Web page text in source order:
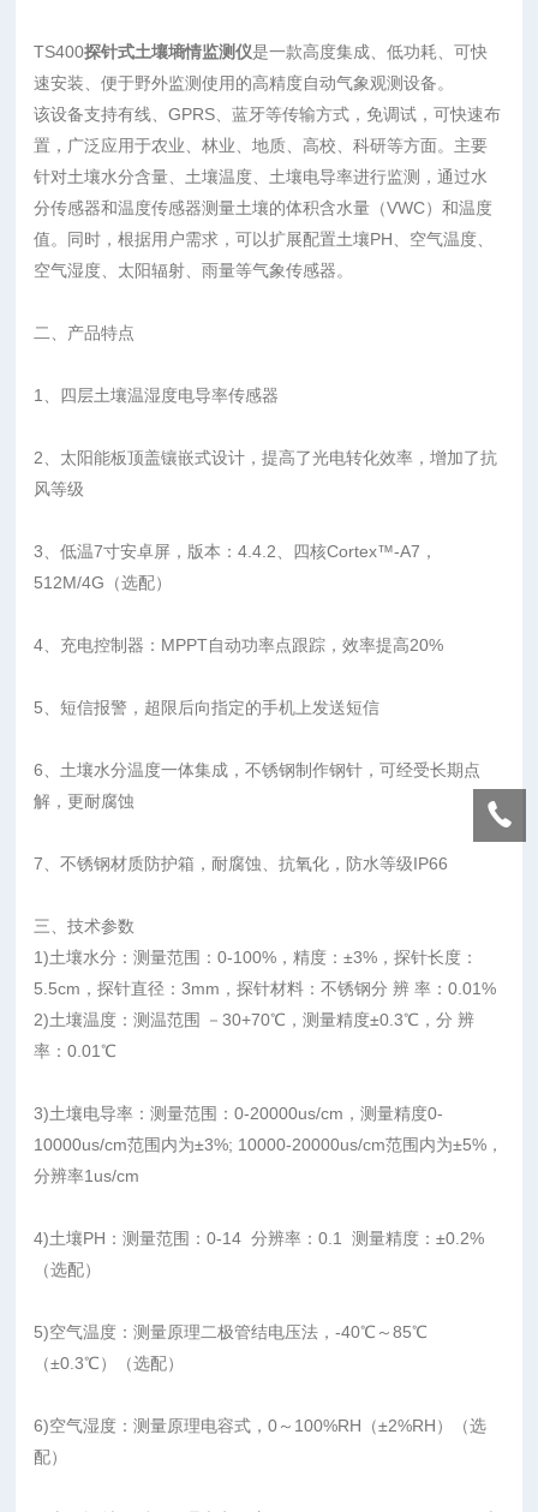
TS400探针式土壤墒情监测仪是一款高度集成、低功耗、可快
速安装、便于野外监测使用的高精度自动气象观测设备。
该设备支持有线、GPRS、蓝牙等传输方式，免调试，可快速布
置，广泛应用于农业、林业、地质、高校、科研等方面。主要
针对土壤水分含量、土壤温度、土壤电导率进行监测，通过水
分传感器和温度传感器测量土壤的体积含水量（VWC）和温度
值。同时，根据用户需求，可以扩展配置土壤PH、空气温度、
空气湿度、太阳辐射、雨量等气象传感器。
二、产品特点
1、四层土壤温湿度电导率传感器
2、太阳能板顶盖镶嵌式设计，提高了光电转化效率，增加了抗
风等级
3、低温7寸安卓屏，版本：4.4.2、四核Cortex™-A7，
512M/4G（选配）
4、充电控制器：MPPT自动功率点跟踪，效率提高20%
5、短信报警，超限后向指定的手机上发送短信
6、土壤水分温度一体集成，不锈钢制作钢针，可经受长期点
解，更耐腐蚀
7、不锈钢材质防护箱，耐腐蚀、抗氧化，防水等级IP66
三、技术参数
1)土壤水分：测量范围：0-100%，精度：±3%，探针长度：
5.5cm，探针直径：3mm，探针材料：不锈钢分 辨 率：0.01%
2)土壤温度：测温范围 －30+70℃，测量精度±0.3℃，分 辨
率：0.01℃
3)土壤电导率：测量范围：0-20000us/cm，测量精度0-
10000us/cm范围内为±3%; 10000-20000us/cm范围内为±5%，
分辨率1us/cm
4)土壤PH：测量范围：0-14 分辨率：0.1 测量精度：±0.2%
（选配）
5)空气温度：测量原理二极管结电压法，-40℃～85℃
（±0.3℃）（选配）
6)空气湿度：测量原理电容式，0～100%RH（±2%RH）（选
配）